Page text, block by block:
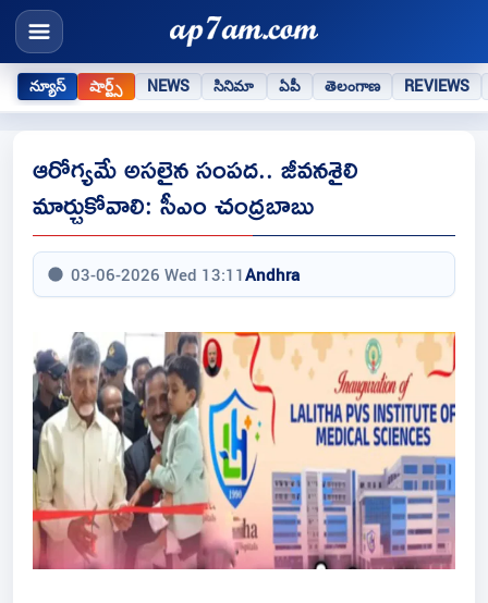
న్యూస్ షార్ట్స్ NEWS సినిమా ఏపీ తెలంగాణ REVIEWS
ఆరోగ్యమే అసలైన సంపద.. జీవనశైలి
మార్చుకోవాలి: సీఎం చంద్రబాబు
03-06-2026 Wed 13:11Andhra